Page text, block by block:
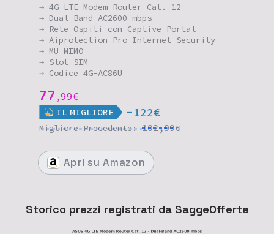
→ 4G LTE Modem Router Cat. 12
→ Dual-Band AC2600 mbps
→ Rete Ospiti con Captive Portal
→ Aiprotection Pro Internet Security
→ MU-MIMO
→ Slot SIM
→ Codice 4G-AC86U
77 ,99€
IL MIGLIORE -122€
MigliorePrecedente:102,99€
Apri su Amazon
Storico prezzi registrati da SaggeOfferte